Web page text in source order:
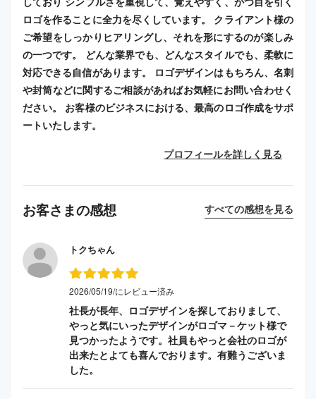
ロゴを作ることに全力を尽くしています。 クライアント様の
ご希望をしっかりヒアリングし、それを形にするのが楽しみ
の一つです。 どんな業界でも、どんなスタイルでも、柔軟に
対応できる自信があります。 ロゴデザインはもちろん、名刺
や封筒などに関するご相談があればお気軽にお問い合わせく
ださい。 お客様のビジネスにおける、最高のロゴ作成をサポ
ートいたします。
プロフィールを詳しく見る
お客さまの感想 すべての感想を見る
トクちゃん
2026/05/19/にレビュー済み
社長が長年、ロゴデザインを探しておりまして、
やっと気にいったデザインがロゴマ－ケット様で
見つかったようです。社員もやっと会社のロゴが
出来たとよても喜んでおります。有難うございま
した。